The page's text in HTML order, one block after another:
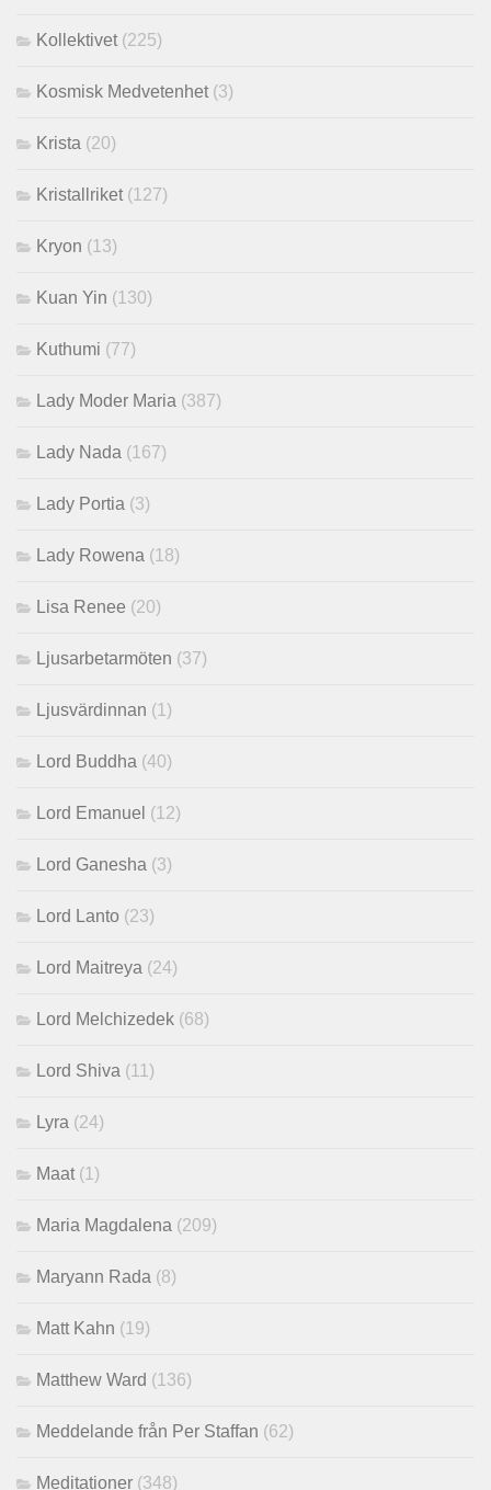
Kollektivet (225)
Kosmisk Medvetenhet (3)
Krista (20)
Kristallriket (127)
Kryon (13)
Kuan Yin (130)
Kuthumi (77)
Lady Moder Maria (387)
Lady Nada (167)
Lady Portia (3)
Lady Rowena (18)
Lisa Renee (20)
Ljusarbetarmöten (37)
Ljusvärdinnan (1)
Lord Buddha (40)
Lord Emanuel (12)
Lord Ganesha (3)
Lord Lanto (23)
Lord Maitreya (24)
Lord Melchizedek (68)
Lord Shiva (11)
Lyra (24)
Maat (1)
Maria Magdalena (209)
Maryann Rada (8)
Matt Kahn (19)
Matthew Ward (136)
Meddelande från Per Staffan (62)
Meditationer (348)